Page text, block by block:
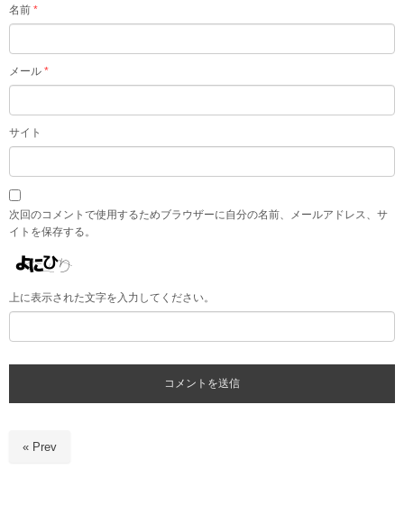
名前 *
メール *
サイト
次回のコメントで使用するためブラウザーに自分の名前、メールアドレス、サ
イトを保存する。
上に表示された文字を入力してください。
« Prev